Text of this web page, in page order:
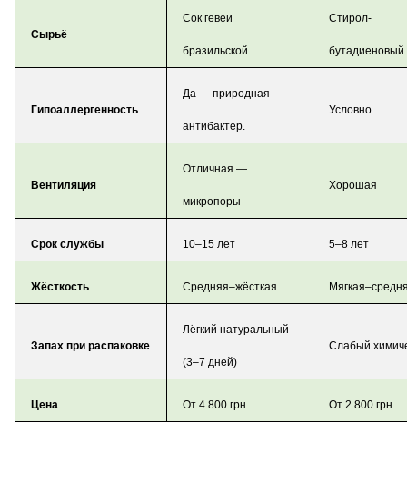
Сырьё
Сок гевеи
бразильской
Стирол-
бутадиеновый
Гипоаллергенность
Да — природная
антибактер.
Условно
Вентиляция
Отличная —
микропоры
Хорошая
Срок службы 10–15 лет 5–8 лет
Жёсткость Средняя–жёсткая
Запах при распаковке
Лёгкий натуральный
(3–7 дней)
Слабый
Цена От 4 800 грн От 2 800 грн